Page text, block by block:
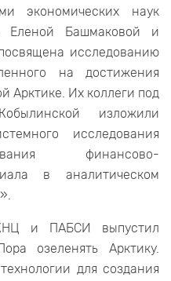
экономических наук
Еленой Башмаковой и
исследованию
на достижения
Арктике. Их коллеги под
изложили
исследования
финансово-
в аналитическом
и ПАБСИ выпустил
озеленять Арктику.
для создания